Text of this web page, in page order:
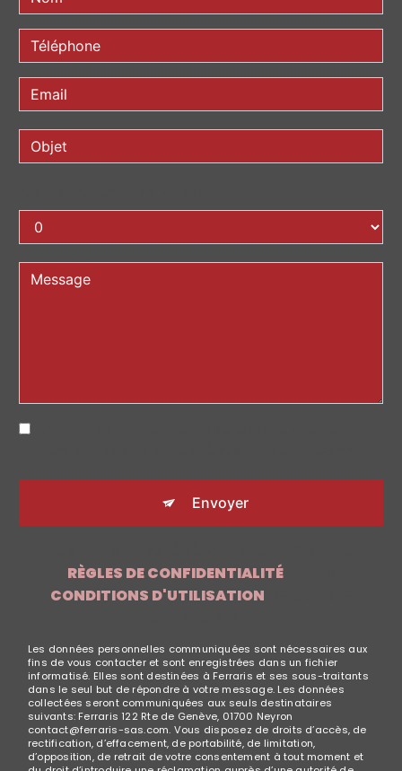
Envoyer
RÈGLES DE CONFIDENTIALITÉET LES
CONDITIONS D'UTILISATION
Les données personnelles communiquées sont nécessaires aux
fins de vous contacter et sont enregistrées dans un fichier
informatisé. Elles sont destinées à Ferraris et ses sous-traitants
dans le seul but de répondre à votre message. Les données
collectées seront communiquées aux seuls destinataires
suivants: Ferraris 122 Rte de Genève, 01700 Neyron
contact@ferraris-sas.com. Vous disposez de droits d’accès, de
rectification, d’effacement, de portabilité, de limitation,
d’opposition, de retrait de votre consentement à tout moment et